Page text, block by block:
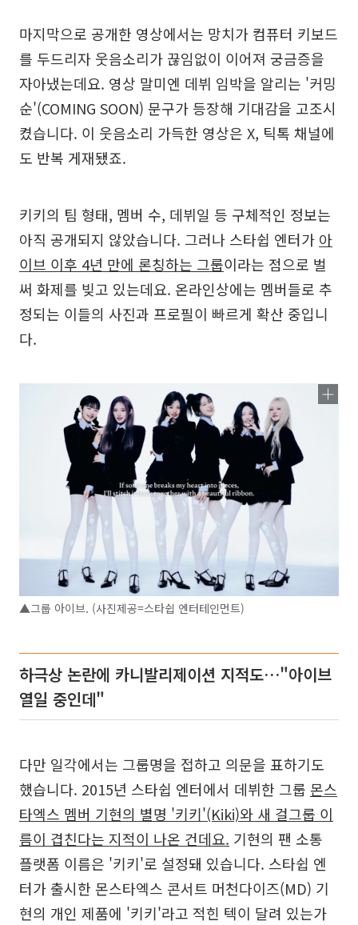
마지막으로 공개한 영상에서는 망치가 컴퓨터 키보드
를 두드리자 웃음소리가 끊임없이 이어져 궁금증을
자아냈는데요. 영상 말미엔 데뷔 임박을 알리는 '커밍
순'(COMING SOON) 문구가 등장해 기대감을 고조시
켰습니다. 이 웃음소리 가득한 영상은 X, 틱톡 채널에
도 반복 게재됐죠.
키키의 팀 형태, 멤버 수, 데뷔일 등 구체적인 정보는
아직 공개되지 않았습니다. 그러나 스타쉽 엔터가 아
이브 이후 4년 만에 론칭하는 그룹이라는 점으로 벌
써 화제를 빚고 있는데요. 온라인상에는 멤버들로 추
정되는 이들의 사진과 프로필이 빠르게 확산 중입니
다.
▲그룹 아이브. (사진제공=스타쉽 엔터테인먼트)
하극상 논란에 카니발리제이션 지적도…"아이브
열일 중인데"
다만 일각에서는 그룹명을 접하고 의문을 표하기도
했습니다. 2015년 스타쉽 엔터에서 데뷔한 그룹 몬스
타엑스 멤버 기현의 별명 '키키'(Kiki)와 새 걸그룹 이
름이 겹친다는 지적이 나온 건데요. 기현의 팬 소통
플랫폼 이름은 '키키'로 설정돼 있습니다. 스타쉽 엔
터가 출시한 몬스타엑스 콘서트 머천다이즈(MD) 기
현의 개인 제품에 '키키'라고 적힌 텍이 달려 있는가